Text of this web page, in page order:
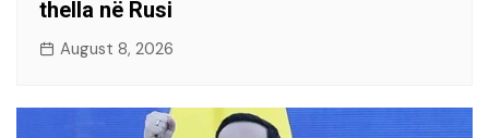
thella në Rusi
August 8, 2026